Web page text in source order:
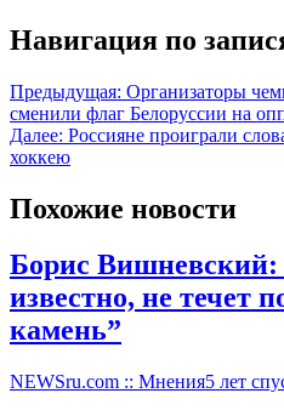
Навигация по
Предыдущая: Организаторы
сменили флаг Белоруссии на
Далее: Россияне проиграли
хоккею
Похожие новости
Борис Вишневский:
известно, не течет
камень”
NEWSru.com :: Мнения5 лет